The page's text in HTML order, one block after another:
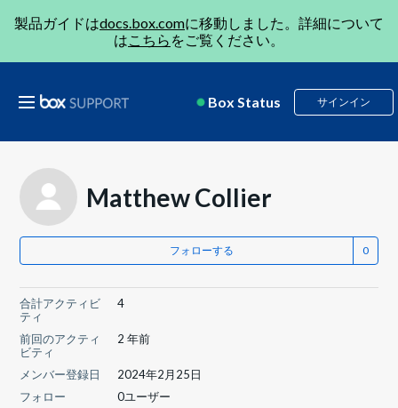
製品ガイドはdocs.box.comに移動しました。詳細について
はこちら をご覧ください。
Box Status サインイン
Matthew Collier
フォローする
合計アクティビ
ティ
4
前回のアクティ
ビティ
2 年前
メンバー登録日
2024年2月25日
フォロー
0ユーザー